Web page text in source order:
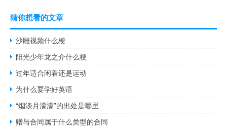
猜你想看的文章
沙雕视频什么梗
阳光少年龙之介什么梗
过年适合闲着还是运动
为什么要学好英语
“烟淡月濛濛”的出处是哪里
赠与合同属于什么类型的合同